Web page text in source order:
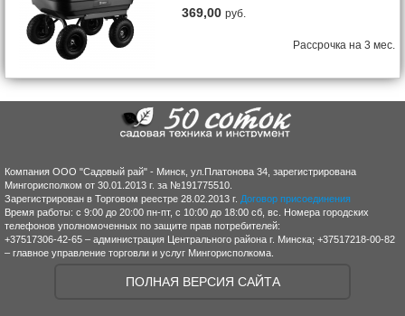
369,00руб.
Рассрочка на 3 мес.
Компания ООО "Садовый рай" - Минск, ул.Платонова 34, зарегистрирована
Мингорисполком от 30.01.2013 г. за №191775510.
Зарегистрирован в Торговом реестре 28.02.2013 г. Договор присоединения
Время работы: с 9:00 до 20:00 пн-пт, с 10:00 до 18:00 сб, вс. Номера городских
телефонов уполномоченных по защите прав потребителей:
+37517306-42-65 – администрация Центрального района г. Минска; +37517218-00-82
– главное управление торговли и услуг Мингорисполкома.
ПОЛНАЯ ВЕРСИЯ САЙТА